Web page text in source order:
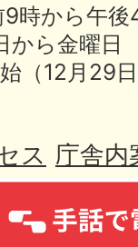
9時から午
から金曜日
（12月29
ス 庁舎内